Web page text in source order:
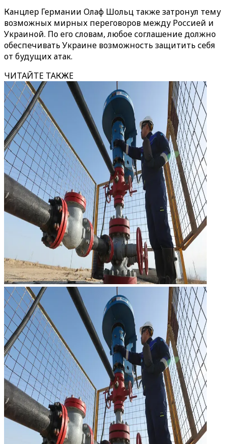
Канцлер Германии Олаф Шольц также затронул тему
возможных мирных переговоров между Россией и
Украиной. По его словам, любое соглашение должно
обеспечивать Украине возможность защитить себя
от будущих атак.
ЧИТАЙТЕ ТАКЖЕ